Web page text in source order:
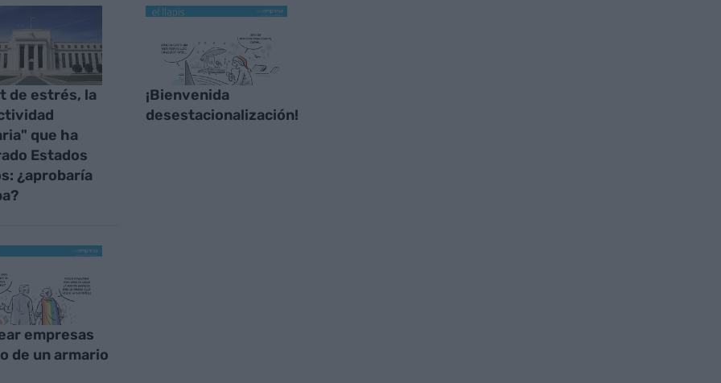
de estrés, la
que ha
Estados
¿aprobaría
¡Bienvenida
desestacionalización!
empresas
de un armario